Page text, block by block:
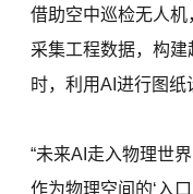
借助空中巡检无人
采集工程数据，构
时，利用AI进行图纸
“未来AI走入物理世
作为物理空间的‘入